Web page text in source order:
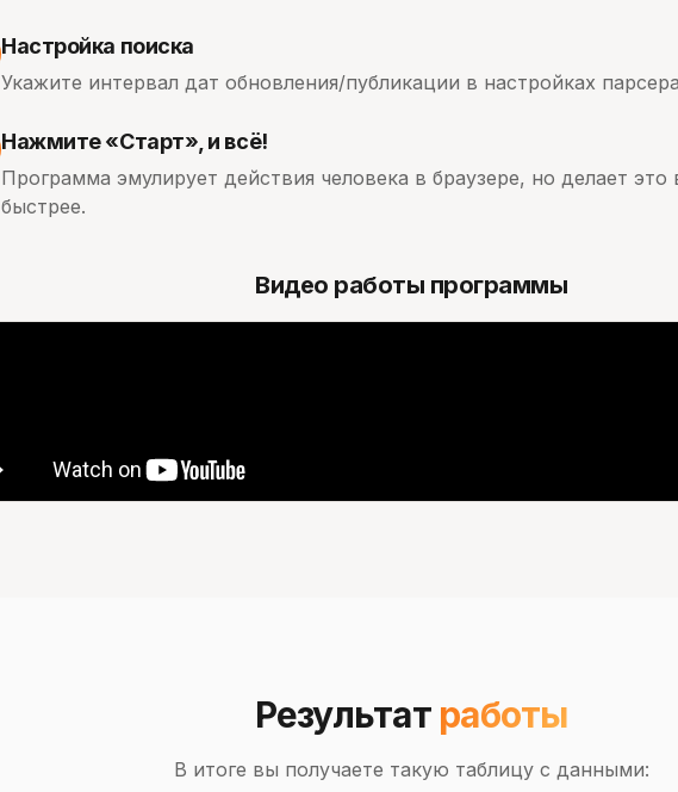
Настройка поиска
Укажите интервал дат обновления/публикации в настройках
Нажмите «Старт», и всё!
Программа эмулирует действия человека в браузере, но делает это
быстрее.
Видео работы программы
Результат работы
В итоге вы получаете такую таблицу с данными: